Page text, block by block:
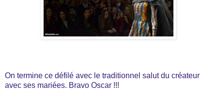
On termine ce défilé avec le traditionnel salut du créateur
avec ses mariées. Bravo Oscar !!!